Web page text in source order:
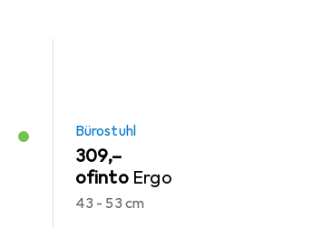
Bürostuhl
EUR
309,–
ofinto Ergo
43 - 53 cm